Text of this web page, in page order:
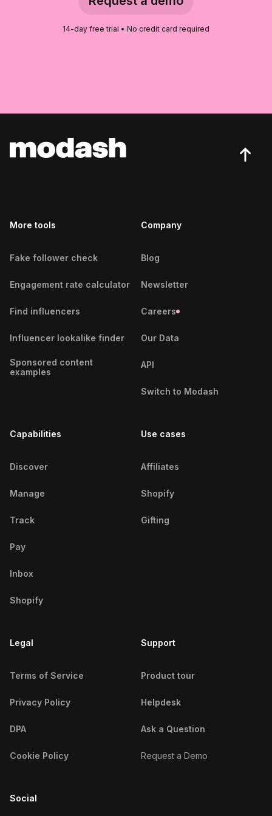
Saitama Influencers
Shizuoka Influencers
Takasaki Influencers
Tokushima Influencers
Tokyo Influencers
Tomakomai Influencers
Toyama Influencers
Tsukuba Influencers
Yamagata Influencers
Yokohama Influencers
Yokosuka Influencers
14-day free trial • No credit card required
More tools
Fake follower check
Engagement rate calculator
Find influencers
Influencer lookalike finder
Sponsored content
examples
Company
Blog
Newsletter
Careers
Our Data
API
Switch to Modash
Capabilities
Discover
Manage
Track
Pay
Inbox
Shopify
Use cases
Affiliates
Shopify
Gifting
Legal
Terms of Service
Privacy Policy
DPA
Cookie Policy
Support
Product tour
Helpdesk
Ask a Question
Request a Demo
Social